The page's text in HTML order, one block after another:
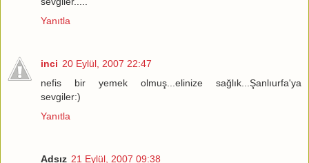
Yanıtla
inci 20 Eylül, 2007 22:47
nefis bir yemek olmuş...elinize sağlık...Şanlıurfa'ya
sevgiler:)
Yanıtla
Adsız 21 Eylül, 2007 09:38